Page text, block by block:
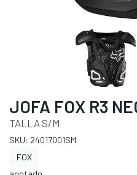
JOFA FOX R3
TALLA S/M
SKU: 24017001SM
FOX